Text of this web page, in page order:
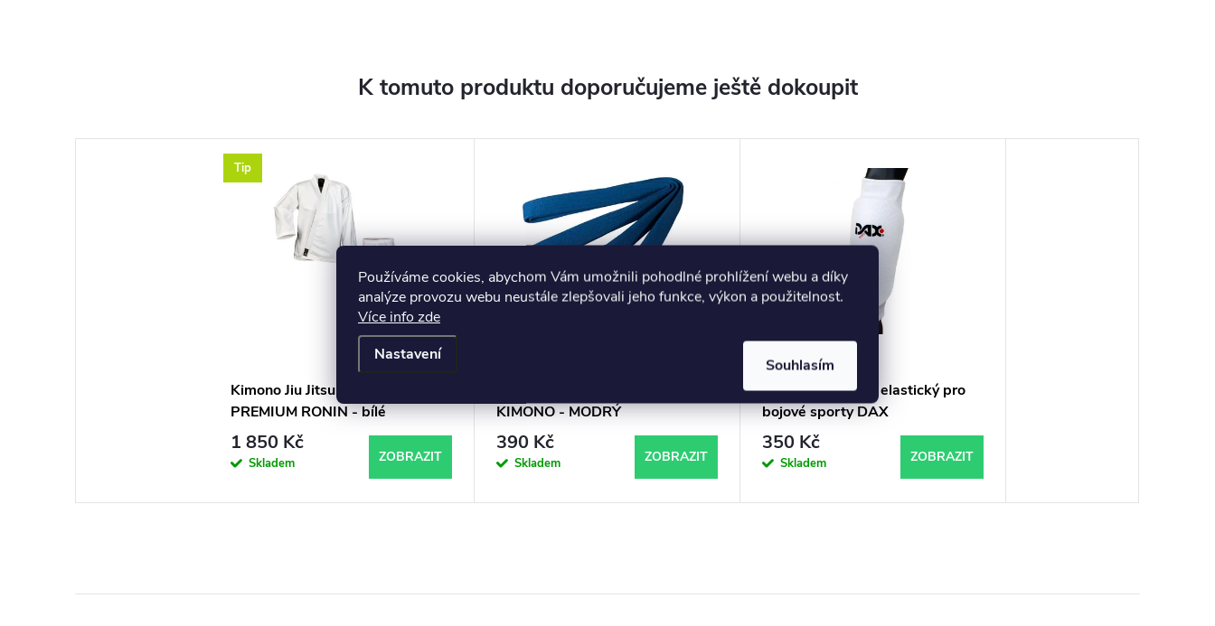
Používáme cookies, abychom Vám umožnili pohodlné prohlížení webu a díky
analýze provozu webu neustále zlepšovali jeho funkce, výkon a použitelnost.
Více info zde
Nastavení
Souhlasím
K tomuto produktu doporučujeme ještě dokoupit
Tip
Kimono Jiu Jitsu JU-SPORTS
PREMIUM RONIN - bílé
1 850 Kč
Skladem ZOBRAZIT
KIMONO - MODRÝ
390 Kč
Skladem ZOBRAZIT
Chránič předloktí elastický pro
bojové sporty DAX
350 Kč
Skladem ZOBRAZIT